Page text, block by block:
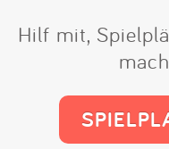
Hilf mit,